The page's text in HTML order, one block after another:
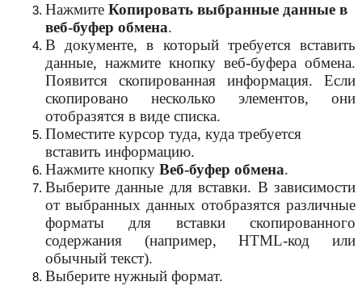
Нажмите Копировать выбранные данные в
веб-буфер обмена.
В документе, в который требуется вставить
данные, нажмите кнопку веб-буфера обмена.
Появится скопированная информация. Если
скопировано несколько элементов, они
отобразятся в виде списка.
Поместите курсор туда, куда требуется
вставить информацию.
Нажмите кнопку Веб-буфер обмена.
Выберите данные для вставки. В зависимости
от выбранных данных отобразятся различные
форматы для вставки скопированного
содержания (например, HTML-код или
обычный текст).
Выберите нужный формат.